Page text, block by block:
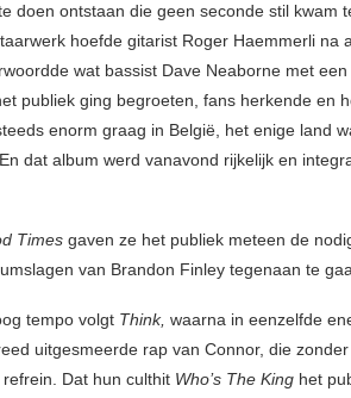
doen ontstaan die geen seconde stil kwam
hoefde gitarist Roger Haemmerli na
wat bassist Dave Neaborne met
publiek ging begroeten, fans herkende en
enorm graag in België, het enige land
dat album werd vanavond rijkelijk en
Times gaven ze het publiek meteen de
van Brandon Finley tegenaan te
tempo volgt Think, waarna in eenzelfde
uitgesmeerde rap van Connor, die
Dat hun culthit Who’s The King het